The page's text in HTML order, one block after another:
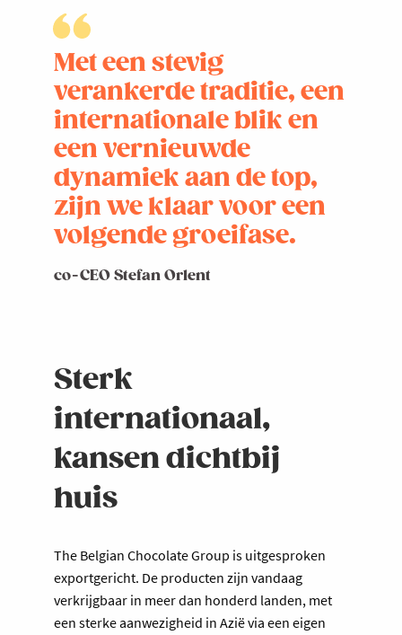
Met een stevig
verankerde traditie, een
internationale blik en
een vernieuwde
dynamiek aan de top,
zijn we klaar voor een
volgende groeifase.
co-CEO Stefan Orlent
Sterk
internationaal,
kansen dichtbij
huis
The Belgian Chocolate Group is uitgesproken
exportgericht. De producten zijn vandaag
verkrijgbaar in meer dan honderd landen, met
een sterke aanwezigheid in Azië via een eigen